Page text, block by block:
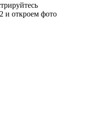
и откроем фото